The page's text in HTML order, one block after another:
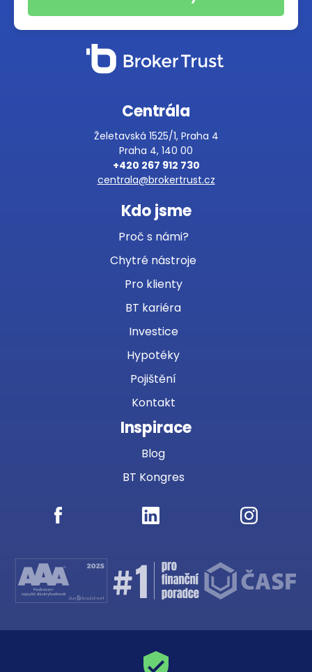
Centrála
Želetavská 1525/1, Praha 4
Praha 4, 140 00
+420 267 912 730
centrala@brokertrust.cz
Kdo jsme
Proč s námi?
Chytré nástroje
Pro klienty
BT kariéra
Investice
Hypotéky
Pojištění
Kontakt
Inspirace
Blog
BT Kongres